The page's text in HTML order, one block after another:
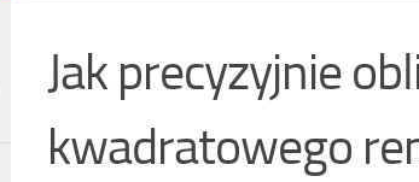
Jak precyzyjnie
kwadratowego